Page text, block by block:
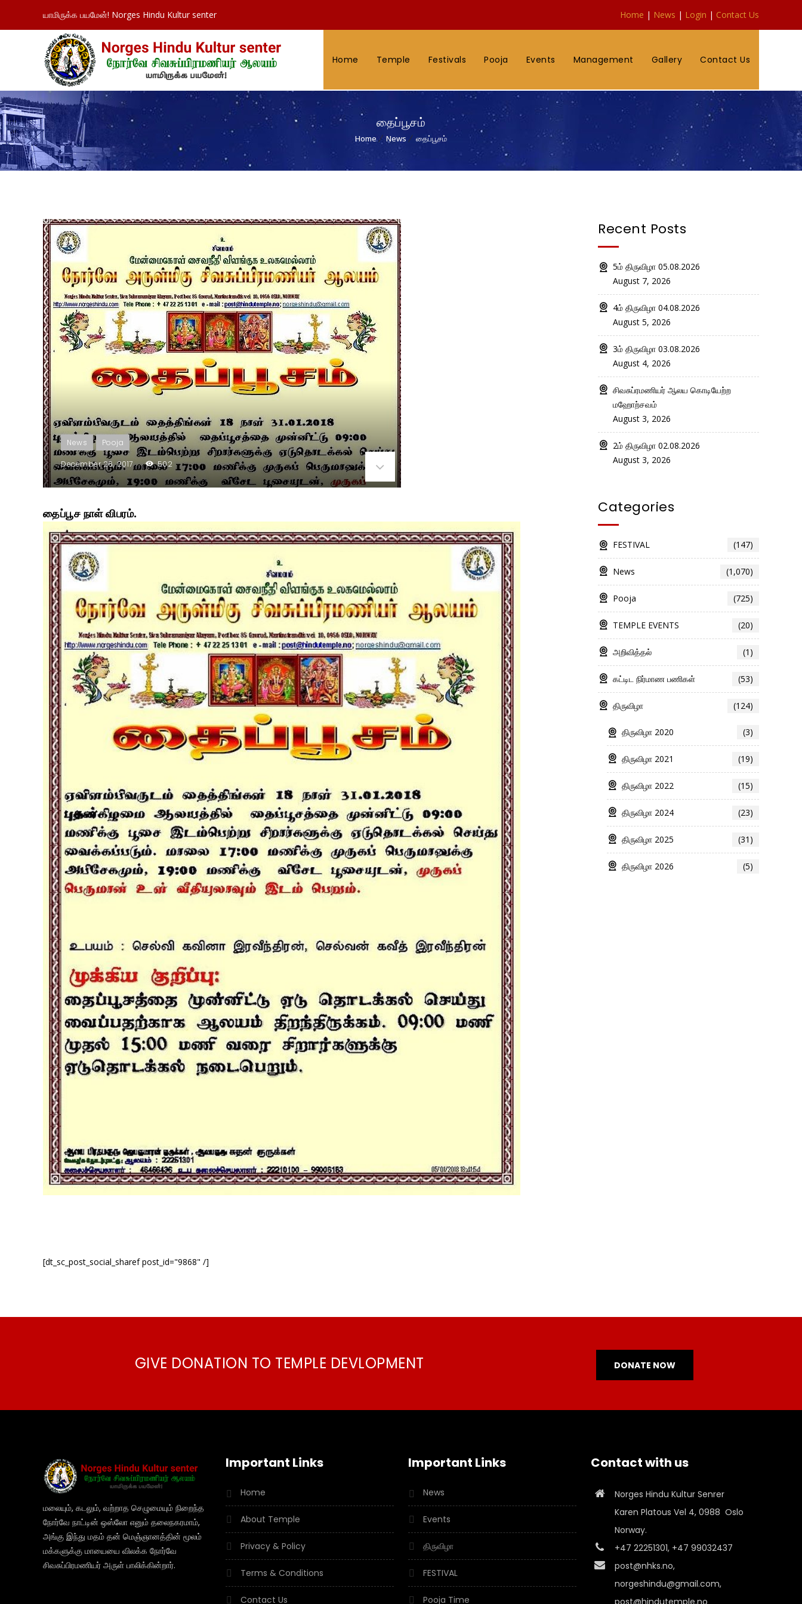
யாமிருக்க பயமேன்! Norges Hindu Kultur senter Home | News | Login | Contact Us
Home Temple Festivals Pooja Events Management Gallery Contact Us
தைப்பூசம்
Home News தைப்பூசம்
News Pooja
December 26, 2017 502
தைப்பூச நாள் விபரம்.
[dt_sc_post_social_sharef post_id="9868" /]
Recent Posts
5ம் திருவிழா 05.08.2026
August 7, 2026
4ம் திருவிழா 04.08.2026
August 5, 2026
3ம் திருவிழா 03.08.2026
August 4, 2026
சிவசுப்ரமணியர் ஆலய கொடியேற்ற
மஹோற்சவம்
August 3, 2026
2ம் திருவிழா 02.08.2026
August 3, 2026
Categories
FESTIVAL (147)
News (1,070)
Pooja (725)
TEMPLE EVENTS (20)
அறிவித்தல் (1)
கட்டிட நிர்மாண பணிகள் (53)
திருவிழா (124)
திருவிழா 2020 (3)
திருவிழா 2021 (19)
திருவிழா 2022 (15)
திருவிழா 2024 (23)
திருவிழா 2025 (31)
திருவிழா 2026 (5)
GIVE DONATION TO TEMPLE DEVLOPMENT DONATE NOW
மலையும், கடலும், வற்றாத செழுமையும் நிறைந்த
நோர்வே நாட்டின் ஒஸ்லோ எனும் தலைநகரமாம்,
அங்கு இந்து மதம் தன் மெஞ்ஞானத்தின் மூலம்
மக்களுக்கு மாயையை விலக்க நோர்வே
சிவசுப்பிரமணியர் அருள் பாலிக்கின்றார்.
Important Links
Home
About Temple
Privacy & Policy
Terms & Conditions
Contact Us
Important Links
News
Events
திருவிழா
FESTIVAL
Pooja Time
Contact with us
Norges Hindu Kultur Senrer
Karen Platous Vel 4, 0988 Oslo
Norway.
+47 22251301, +47 99032437
post@nhks.no,
norgeshindu@gmail.com,
post@hindutemple.no